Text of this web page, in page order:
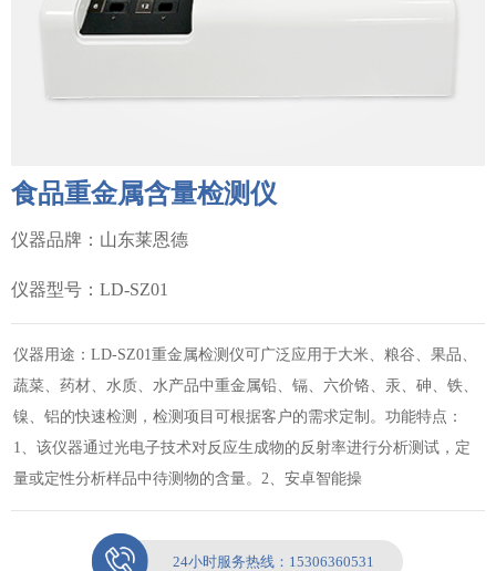
食品重金属含量检测仪
仪器品牌：山东莱恩德
仪器型号：LD-SZ01
仪器用途：LD-SZ01重金属检测仪可广泛应用于大米、粮谷、果品、
蔬菜、药材、水质、水产品中重金属铅、镉、六价铬、汞、砷、铁、
镍、铝的快速检测，检测项目可根据客户的需求定制。功能特点：
1、该仪器通过光电子技术对反应生成物的反射率进行分析测试，定
量或定性分析样品中待测物的含量。2、安卓智能操
24小时服务热线： 15306360531